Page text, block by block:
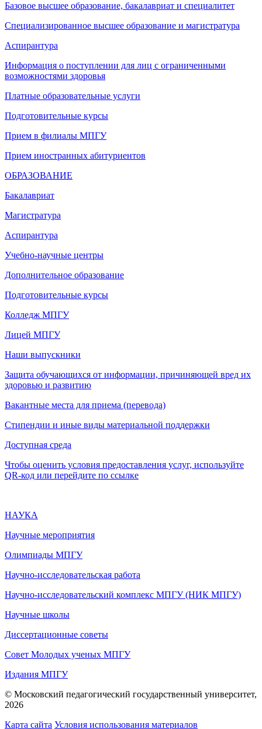
Базовое высшее образование, бакалавриат и специалитет
Специализированное высшее образование и магистратура
Аспирантура
Информация о поступлении для лиц с ограниченными
возможностями здоровья
Платные образовательные услуги
Подготовительные курсы
Прием в филиалы МПГУ
Прием иностранных абитуриентов
ОБРАЗОВАНИЕ
Бакалавриат
Магистратура
Аспирантура
Учебно-научные центры
Дополнительное образование
Подготовительные курсы
Колледж МПГУ
Лицей МПГУ
Наши выпускники
Защита обучающихся от информации, причиняющей вред их
здоровью и развитию
Вакантные места для приема (перевода)
Стипендии и иные виды материальной поддержки
Доступная среда
Чтобы оценить условия предоставления услуг, используйте
QR-код или перейдите по ссылке
НАУКА
Научные мероприятия
Олимпиады МПГУ
Научно-исследовательская работа
Научно-исследовательский комплекс МПГУ (НИК МПГУ)
Научные школы
Диссертационные советы
Совет Молодых ученых МПГУ
Издания МПГУ
© Московский педагогический государственный университет,
2026
Карта сайта Условия использования материалов